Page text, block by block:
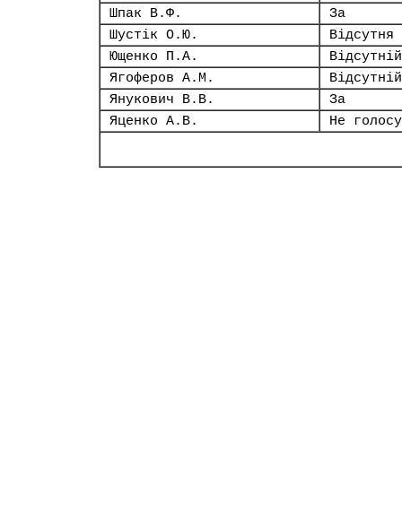
Шпак В.Ф.
За
Шустік О.Ю.
Відсутня
Ющенко П.А.
Відсутній
Ягоферов А.М.
Відсутній
Янукович В.В.
За
Яценко А.В.
Не